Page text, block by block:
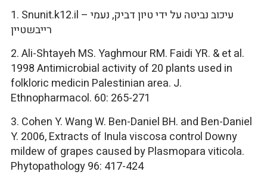
1. Snunit.k12.il – עיכוב נביטה על ידי טיון דביק, נעמי
רייבשטיין
2. Ali-Shtayeh MS. Yaghmour RM. Faidi YR. & et al.
1998 Antimicrobial activity of 20 plants used in
folkloric medicin Palestinian area. J.
Ethnopharmacol. 60: 265-271
3. Cohen Y. Wang W. Ben-Daniel BH. and Ben-Daniel
Y. 2006, Extracts of Inula viscosa control Downy
mildew of grapes caused by Plasmopara viticola.
Phytopathology 96: 417-424